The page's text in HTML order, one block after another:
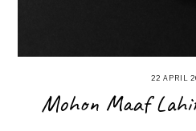
22 APRIL
Mohon Maaf